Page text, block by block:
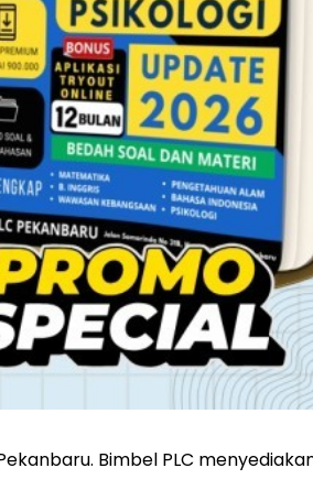
Bimbel PLC